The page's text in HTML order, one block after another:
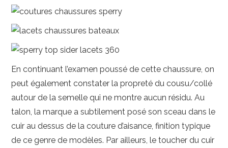
En continuant l’examen poussé de cette chaussure, on
peut également constater la propreté du cousu/collé
autour de la semelle qui ne montre aucun résidu. Au
talon, la marque a subtilement posé son sceau dans le
cuir au dessus de la couture d’aisance, finition typique
de ce genre de modèles. Par ailleurs, le toucher du cuir